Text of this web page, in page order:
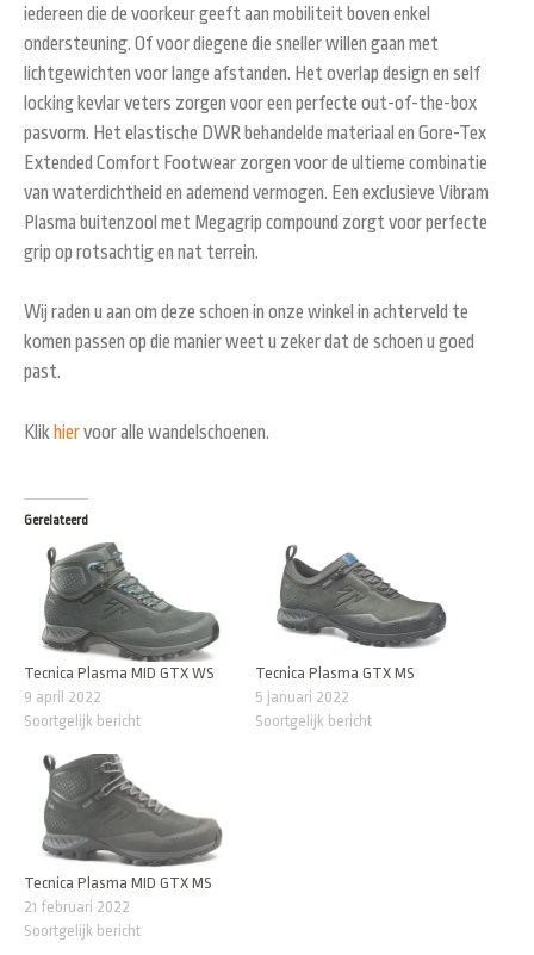
iedereen die de voorkeur geeft aan mobiliteit boven enkel
ondersteuning. Of voor diegene die sneller willen gaan met
lichtgewichten voor lange afstanden. Het overlap design en self
locking kevlar veters zorgen voor een perfecte out-of-the-box
pasvorm. Het elastische DWR behandelde materiaal en Gore-Tex
Extended Comfort Footwear zorgen voor de ultieme combinatie
van waterdichtheid en ademend vermogen. Een exclusieve Vibram
Plasma buitenzool met Megagrip compound zorgt voor perfecte
grip op rotsachtig en nat terrein.
Wij raden u aan om deze schoen in onze winkel in achterveld te
komen passen op die manier weet u zeker dat de schoen u goed
past.
Klik hiervoor alle wandelschoenen.
Gerelateerd
Tecnica Plasma MID GTX WS
9 april 2022
Soortgelijk bericht
Tecnica Plasma GTX MS
5 januari 2022
Soortgelijk bericht
Tecnica Plasma MID GTX MS
21 februari 2022
Soortgelijk bericht